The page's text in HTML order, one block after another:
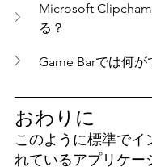
Microsoft
る？
Game Barでは何が
おわりに
このように標準でイ
れているアプリケー